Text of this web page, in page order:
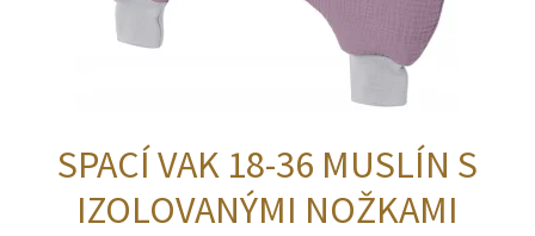
SPACÍ VAK 18-36 MUSLÍN S
IZOLOVANÝMI NOŽKAMI